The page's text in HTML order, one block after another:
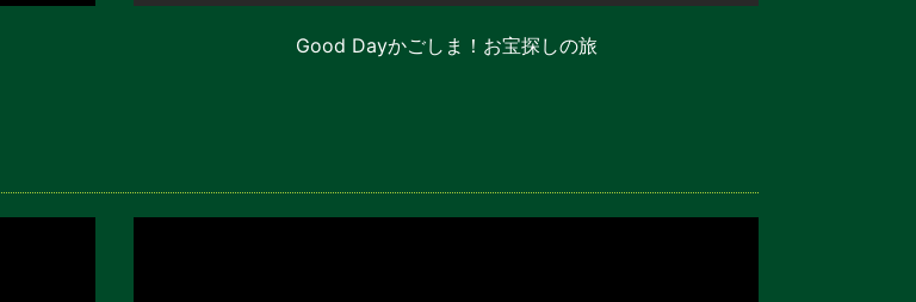
Good Dayかごしま！お宝探しの旅